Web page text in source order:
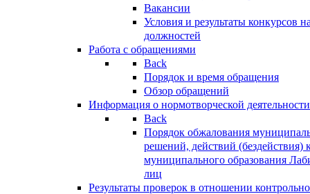
Вакансии
Условия и результаты конкурсов
должностей
Работа с обращениями
Back
Порядок и время обращения
Обзор обращений
Информация о нормотворческой деятельности
Back
Порядок обжалования
решений, действий (бездействия)
муниципального образования
лиц
Результаты проверок в отношении